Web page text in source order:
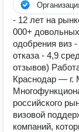
- 12 лет на
000+
одобрения виз
отказа - 4,9
отзывов)
Краснодар — г.
российского
визовой
компаний,